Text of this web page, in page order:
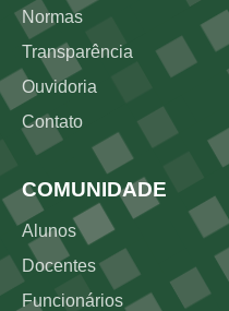
Normas
Transparência
Ouvidoria
Contato
COMUNIDADE
Alunos
Docentes
Funcionários